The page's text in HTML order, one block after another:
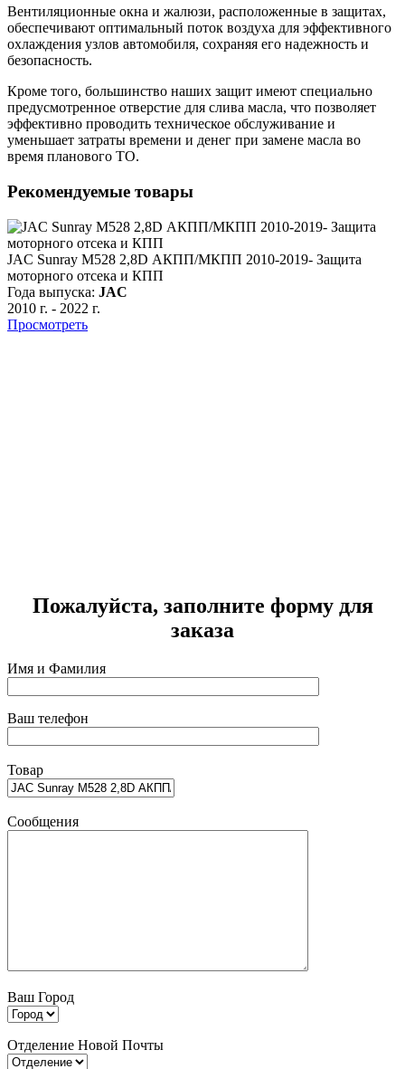
Вентиляционные окна и жалюзи, расположенные в защитах,
обеспечивают оптимальный поток воздуха для эффективного
охлаждения узлов автомобиля, сохраняя его надежность и
безопасность.
Кроме того, большинство наших защит имеют специально
предусмотренное отверстие для слива масла, что позволяет
эффективно проводить техническое обслуживание и
уменьшает затраты времени и денег при замене масла во
время планового ТО.
Рекомендуемые товары
JAC Sunray M528 2,8D АКПП/МКПП 2010-2019- Защита
моторного отсека и КПП
Года выпуска: JAC
2010 г. - 2022 г.
Просмотреть
Пожалуйста, заполните форму для
заказа
Имя и Фамилия
Ваш телефон
Товар
Сообщения
Ваш Город
Отделение Новой Почты